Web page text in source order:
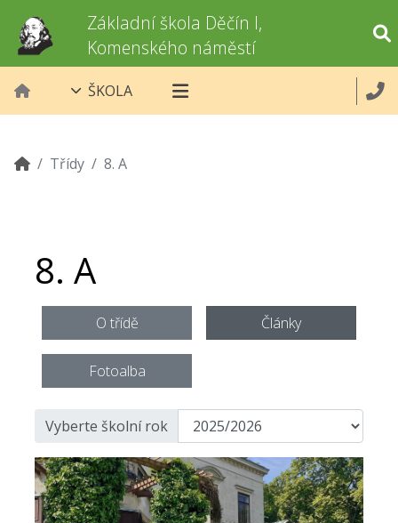
Základní škola Děčín I,
Komenského náměstí
ŠKOLA
Třídy 8. A
8. A
O třídě Články
Fotoalba
Vyberte školní rok